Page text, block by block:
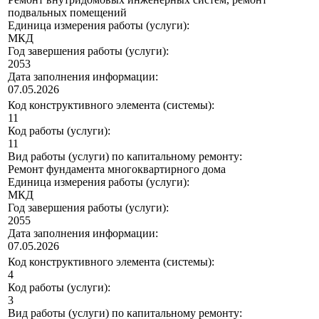
подвальных помещений
Единица измерения работы (услуги):
МКД
Год завершения работы (услуги):
2053
Дата заполнения информации:
07.05.2026
Код конструктивного элемента (системы):
11
Код работы (услуги):
11
Вид работы (услуги) по капитальному ремонту:
Ремонт фундамента многоквартирного дома
Единица измерения работы (услуги):
МКД
Год завершения работы (услуги):
2055
Дата заполнения информации:
07.05.2026
Код конструктивного элемента (системы):
4
Код работы (услуги):
3
Вид работы (услуги) по капитальному ремонту: